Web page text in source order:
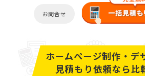
お問合せ
ホームページ制作・デ
見積もり依頼なら比